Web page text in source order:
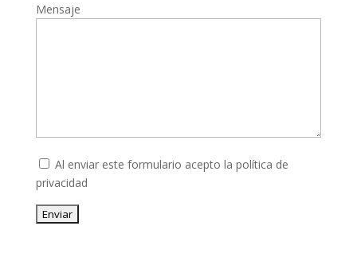
Mensaje
Al enviar este formulario acepto la política de
privacidad
Enviar